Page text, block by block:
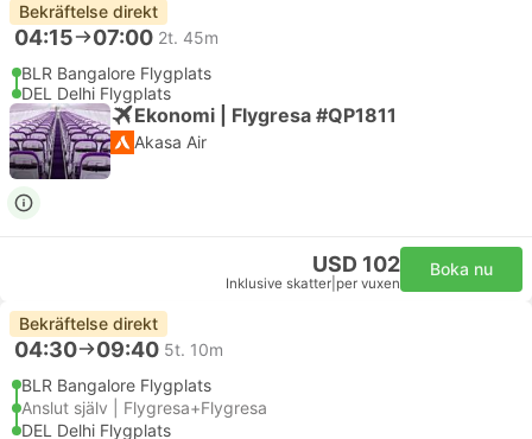
Bekräftelse direkt
04:15 07:00 2t. 45m
BLR Bangalore Flygplats
DEL Delhi Flygplats
Ekonomi | Flygresa #QP1811
Akasa Air
USD 102
Inklusive skatter per vuxen
Boka nu
Bekräftelse direkt
04:30 09:40 5t. 10m
BLR Bangalore Flygplats
Anslut själv | Flygresa+Flygresa
DEL Delhi Flygplats